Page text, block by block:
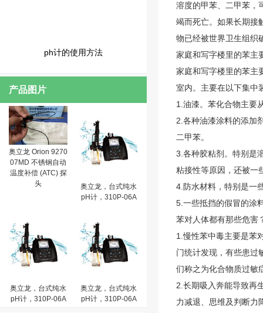
ph计的使用方法
产品图片
奥立龙 Orion 9270
07MD 不锈钢自动
温度补偿 (ATC) 探
头
奥立龙，台式纯水
pH计，310P-06A
奥立龙，台式纯水
pH计，310P-06A
奥立龙，台式纯水
pH计，310P-06A
溶度的甲苯、二甲苯，
竭而死亡。如果长期接
物已经被世界卫生组织
家庭和写字楼里的苯主
家庭和写字楼里的苯主
室内。主要在以下集中
1.油漆。苯化合物主要
2.各种油漆涂料的添加
二甲苯。
3.各种胶粘剂。特别是
粘接性等原因，还被一
4.防水材料，特别是一
5.一些抵挡的假冒的涂
苯对人体都有那些危害
1.慢性苯中毒主要是苯
门统计发现，有些患过
们称之为化合物质过敏
2.长期吸入奔能导致再
力减退、思维及判断力